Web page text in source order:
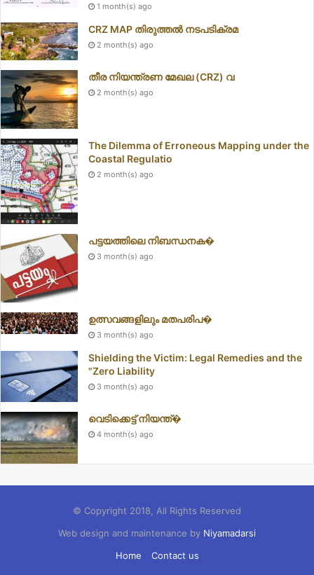
1 month(s) ago
CRZ MAP തിരുത്തൽ നടപടിക്രമ
2 month(s) ago
തീര നിയന്ത്രണ മേഖല (CRZ) വ
2 month(s) ago
The Dilemma of Erroneous Mapping under the
Coastal Regulatio
2 month(s) ago
പട്ടയത്തിലെ നിബന്ധനക�
3 month(s) ago
ഉത്സവങ്ങളിലും മതപരിപ�
3 month(s) ago
Shielding the Victim: Legal Remedies and the
"Zero Liability
3 month(s) ago
വെടിക്കെട്ട് നിയന്ത്�
4 month(s) ago
© Copyright 2018, All Rights Reserved
Web design and maintenance by Niyamadarsi
Home
Contact us